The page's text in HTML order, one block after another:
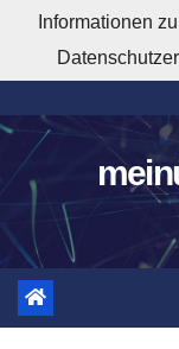
springen
Informationen